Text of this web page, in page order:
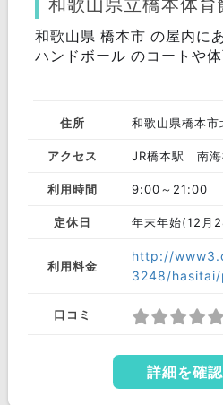
伊都郡 有田郡
和歌山県立橋本体育
和歌山県 橋本市 の屋内に
ハンドボール のコートや
住所 和歌山県橋本
アクセス JR橋本駅 南海
利用時間 9:00～21:00
定休日 年末年始(12月
利用料金
http://
3248/
口コミ
詳細を確